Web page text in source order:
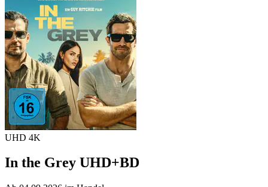
UHD 4K
In the Grey UHD+BD